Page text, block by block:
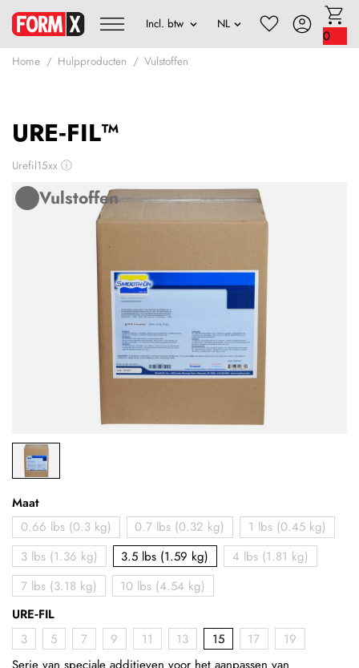
0
Home Hulpproducten Vulstoffen
URE‑FIL™
Urefil15xx ⓘ
Vulstoffen
Maat
0.66 lbs (0.3 kg)
0.7 lbs (0.32 kg)
1 lbs (0.45 kg)
3 lbs (1.36 kg)
3.5 lbs (1.59 kg)
4 lbs (1.81 kg)
7 lbs (3.18 kg)
10 lbs (4.54 kg)
URE‑FIL
3
5 7 9 11 13 15 17
19